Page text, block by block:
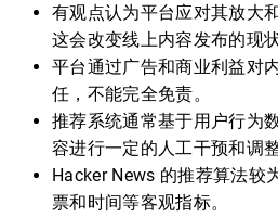
有观点认为平台应对其放大
这会改变线上内容发布的现状
平台通过广告和商业利益对
任，不能完全免责。
推荐系统通常基于用户行为
容进行一定的人工干预和调整
Hacker News 的推荐算法较
票和时间等客观指标。